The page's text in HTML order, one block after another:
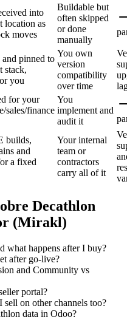
into
location as
moves
Buildable but
often skipped
or done
manually
pinned to
stack,
you
You own
version
compatibility
over time
for your
sales/finance
You
implement and
audit it
builds,
and
a fixed
Your internal
team or
contractors
carry all of it
Decathlon
(Mirakl)
what happens after I buy?
after go-live?
and Community vs
portal?
on other channels too?
data in Odoo?